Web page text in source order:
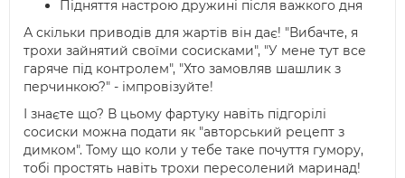
Підняття настрою дружині після важкого дня
А скільки приводів для жартів він дає! "Вибачте, я
трохи зайнятий своїми сосисками", "У мене тут все
гаряче під контролем", "Хто замовляв шашлик з
перчинкою?" - імпровізуйте!
І знаєте що? В цьому фартуку навіть підгорілі
сосиски можна подати як "авторський рецепт з
димком". Тому що коли у тебе таке почуття гумору,
тобі простять навіть трохи пересолений маринад!